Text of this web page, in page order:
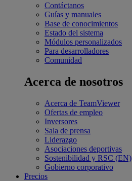
Contáctanos
Guías y manuales
Base de conocimientos
Estado del sistema
Módulos personalizados
Para desarrolladores
Comunidad
Acerca de nosotros
Acerca de TeamViewer
Ofertas de empleo
Inversores
Sala de prensa
Liderazgo
Asociaciones deportivas
Sostenibilidad y RSC (EN)
Gobierno corporativo
Precios